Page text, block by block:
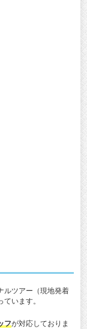
ルツアー（現地発着
います。
フが対応しておりま